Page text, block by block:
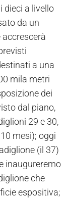
dieci a livello
da un
a una
mila metri
dei
dal piano,
29 e 30,
mesi); oggi
(il 37)
inaugureremo
che
espositiva;